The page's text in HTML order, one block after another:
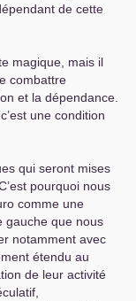
de cette
magique, mais il
combattre
et la dépendance.
une condition
qui seront mises
pourquoi nous
comme une
gauche que nous
notamment avec
étendu au
de leur activité